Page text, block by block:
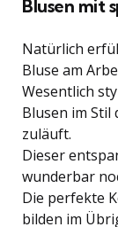
Blusen mit
Natürlich
Bluse am
Wesentlich
Blusen im Stil
zuläuft.
Dieser
wunderbar
Die perfekte
bilden im